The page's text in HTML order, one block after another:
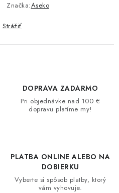
Značka:Aseko
Strážiť
DOPRAVA ZADARMO
Pri objednávke nad 100 €
dopravu platíme my!
PLATBA ONLINE ALEBO NA
DOBIERKU
Vyberte si spôsob platby, ktorý
vám vyhovuje.